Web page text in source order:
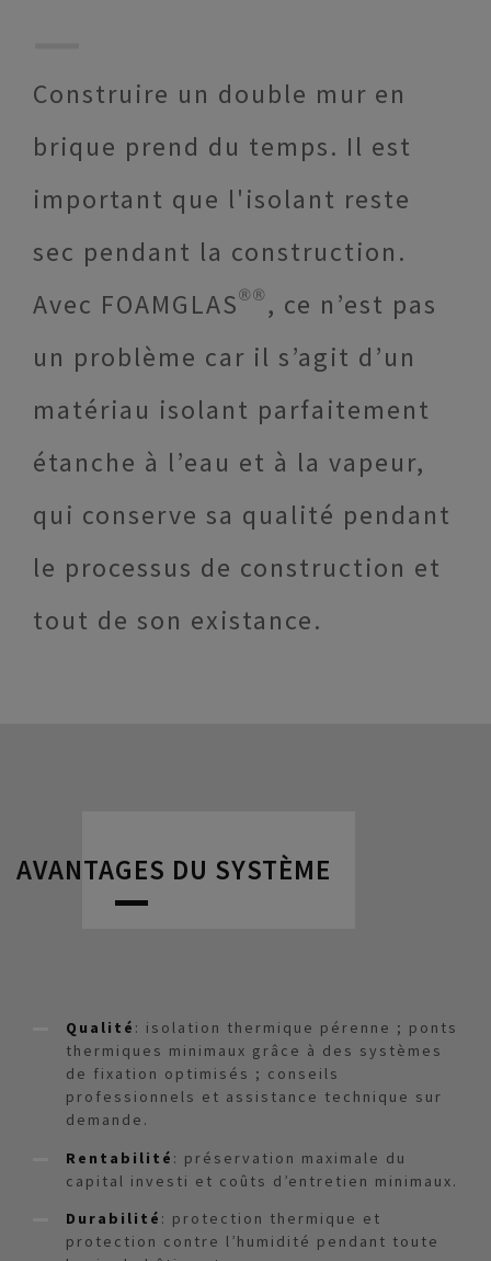
Construire un double mur en
brique prend du temps. Il est
important que l'isolant reste
sec pendant la construction.
Avec FOAMGLAS®®, ce n’est pas
un problème car il s’agit d’un
matériau isolant parfaitement
étanche à l’eau et à la vapeur,
qui conserve sa qualité pendant
le processus de construction et
tout de son existance.
AVANTAGES DU SYSTÈME
Qualité : isolation thermique pérenne ; ponts
thermiques minimaux grâce à des systèmes
de fixation optimisés ; conseils
professionnels et assistance technique sur
demande.
Rentabilité : préservation maximale du
capital investi et coûts d’entretien minimaux.
Durabilité : protection thermique et
protection contre l’humidité pendant toute